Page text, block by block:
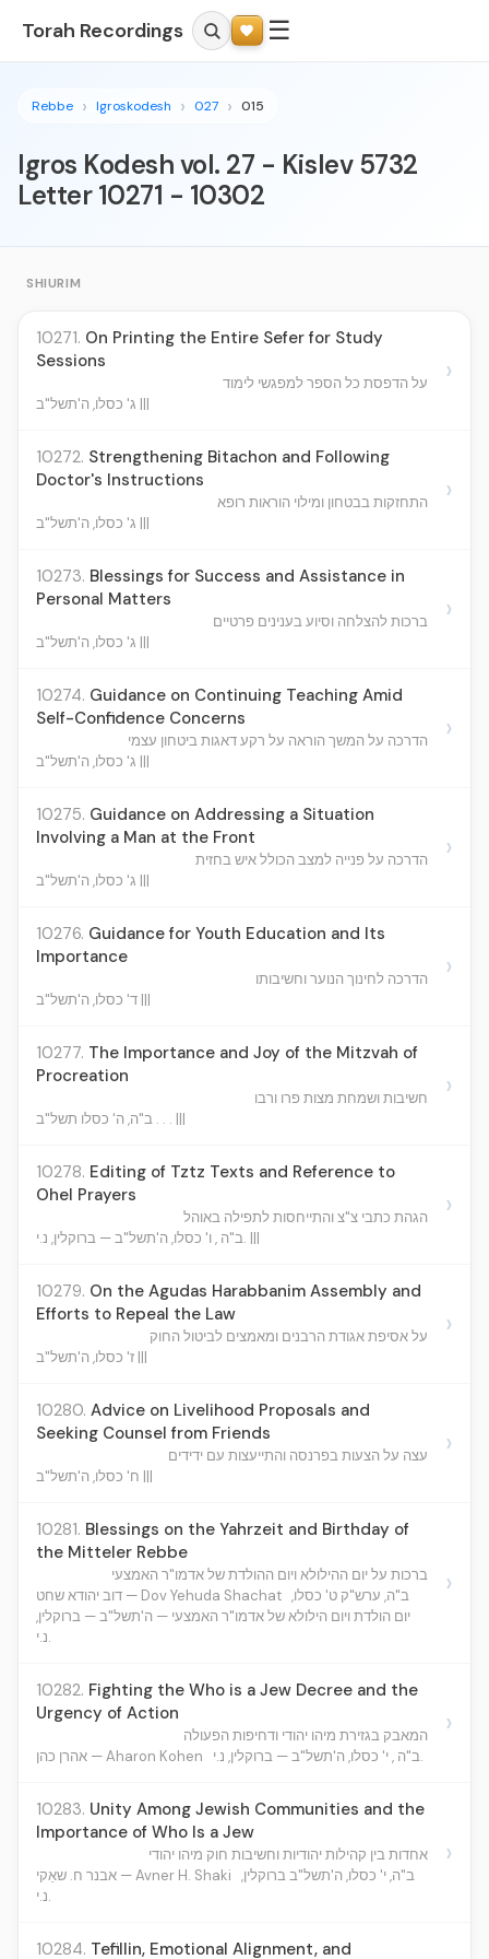
Torah Recordings ☰
Rebbe Igroskodesh 027 015
Igros Kodesh vol. 27 - Kislev 5732
Letter 10271 - 10302
SHIURIM
10271. On Printing the Entire Sefer for Study
Sessions
על הדפסת כל הספר למפגשי לימוד
ג' כסלו, ה'תשל"ב |||
›
10272. Strengthening Bitachon and Following
Doctor's Instructions
התחזקות בבטחון ומילוי הוראות רופא
ג' כסלו, ה'תשל"ב |||
›
10273. Blessings for Success and Assistance in
Personal Matters
ברכות להצלחה וסיוע בענינים פרטיים
ג' כסלו, ה'תשל"ב |||
›
10274. Guidance on Continuing Teaching Amid
Self-Confidence Concerns
הדרכה על המשך הוראה על רקע דאגות ביטחון עצמי
ג' כסלו, ה'תשל"ב |||
›
10275. Guidance on Addressing a Situation
Involving a Man at the Front
הדרכה על פנייה למצב הכולל איש בחזית
ג' כסלו, ה'תשל"ב |||
›
10276. Guidance for Youth Education and Its
Importance
הדרכה לחינוך הנוער וחשיבותו
ד' כסלו, ה'תשל"ב |||
›
10277. The Importance and Joy of the Mitzvah of
Procreation
חשיבות ושמחת מצות פרו ורבו
ב"ה, ה' כסלו תשל"ב . . . |||
›
10278. Editing of Tztz Texts and Reference to
Ohel Prayers
הגהת כתבי צ"צ והתייחסות לתפילה באוהל
ב"ה , ו' כסלו, ה'תשל"ב — ברוקלין, נ.י. |||
›
10279. On the Agudas Harabbanim Assembly and
Efforts to Repeal the Law
על אסיפת אגודת הרבנים ומאמצים לביטול החוק
ז' כסלו, ה'תשל"ב |||
›
10280. Advice on Livelihood Proposals and
Seeking Counsel from Friends
עצה על הצעות בפרנסה והתייעצות עם ידידים
ח' כסלו, ה'תשל"ב |||
›
10281. Blessings on the Yahrzeit and Birthday of
the Mitteler Rebbe
ברכות על יום ההילולא ויום ההולדת של אדמו"ר האמצעי
דוב יהודא שחט — Dov Yehuda Shachat ב"ה, ערש"ק ט' כסלו,
יום הולדת ויום הילולא של אדמו"ר האמצעי — ה'תשל"ב — ברוקלין,
נ.י.
›
10282. Fighting the Who is a Jew Decree and the
Urgency of Action
המאבק בגזירת מיהו יהודי ודחיפות הפעולה
אהרן כהן — Aharon Kohen
ב"ה , י' כסלו, ה'תשל"ב — ברוקלין, נ.י.
›
10283. Unity Among Jewish Communities and the
Importance of Who Is a Jew
אחדות בין קהילות יהודיות וחשיבות חוק מיהו יהודי
אבנר ח. שאַקי — Avner H. Shaki ב"ה, י' כסלו, ה'תשל"ב ברוקלין,
נ.י.
›
10284. Tefillin, Emotional Alignment, and